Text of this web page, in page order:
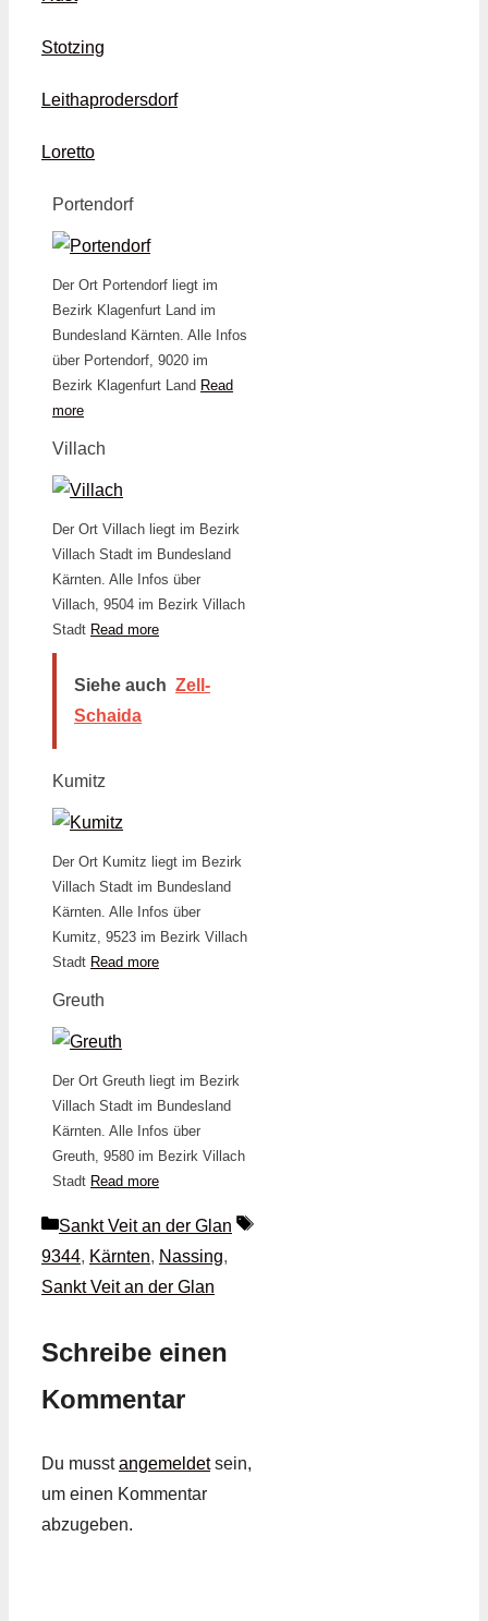
Stotzing
Leithaprodersdorf
Loretto
Portendorf
Der Ort Portendorf liegt im
Bezirk Klagenfurt Land im
Bundesland Kärnten. Alle Infos
über Portendorf, 9020 im
Bezirk Klagenfurt Land Read
more
Villach
Der Ort Villach liegt im Bezirk
Villach Stadt im Bundesland
Kärnten. Alle Infos über
Villach, 9504 im Bezirk Villach
Stadt Read more
Siehe auch Zell-
Schaida
Kumitz
Der Ort Kumitz liegt im Bezirk
Villach Stadt im Bundesland
Kärnten. Alle Infos über
Kumitz, 9523 im Bezirk Villach
Stadt Read more
Greuth
Der Ort Greuth liegt im Bezirk
Villach Stadt im Bundesland
Kärnten. Alle Infos über
Greuth, 9580 im Bezirk Villach
Stadt Read more
Kategorien
Sankt Veit an der Glan
Schlagwörter
9344, Kärnten, Nassing,
Sankt Veit an der Glan
Schreibe einen
Kommentar
Du musstangemeldetsein,
um einen Kommentar
abzugeben.